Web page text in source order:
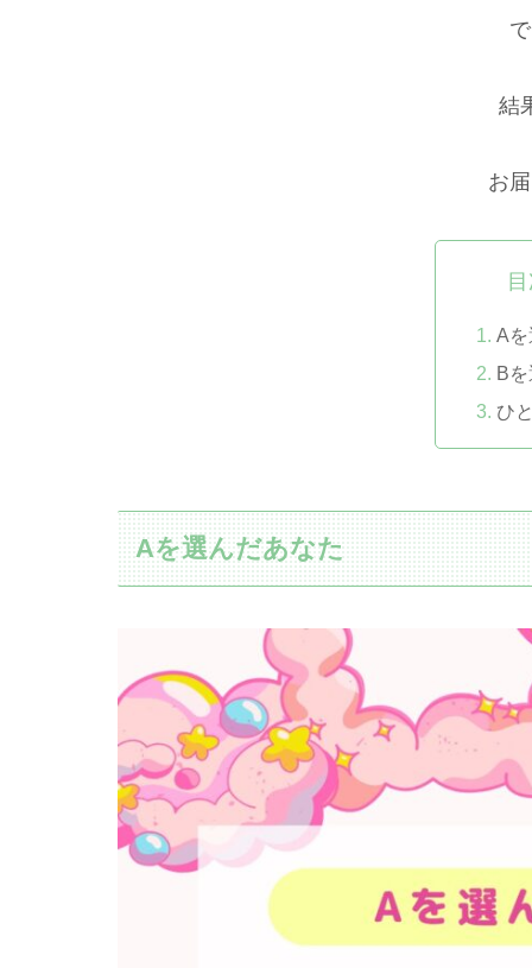
結
お
Aを
B
ひ
Aを選んだあなた